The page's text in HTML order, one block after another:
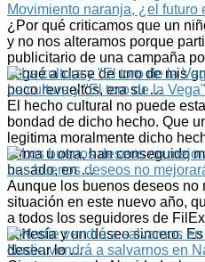
Movimiento naranja, ¿el futuro
¿Por qué criticamos que un
y no nos alteramos porque
publicitario de una campaña
llegué a clase de uno de mis
poco revueltos, era su …
La cultura y "El toro de la Vega"
El hecho cultural no puede
bondad de dicho hecho. Que
legitima moralmente dicho
forma u otra, han conseguido
basado, en …
Los buenos deseos no
Aunque los buenos deseos no
situación en este nuevo año,
a todos los seguidores de
cortesía y un deseo sincero.
desear lo …
Nadie vendrá a salvarnos en